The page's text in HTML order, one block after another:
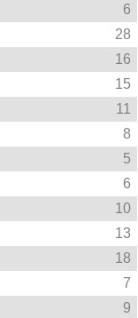
6
28
16
15
11
8
5
6
10
13
18
7
9